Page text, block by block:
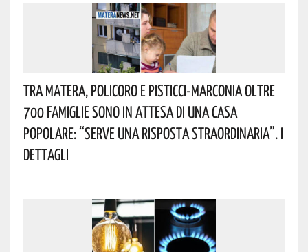
Tra Matera, Policoro E Pisticci-Marconia Oltre
700 Famiglie Sono In Attesa Di Una Casa
Popolare: “serve Una Risposta Straordinaria”. I
Dettagli